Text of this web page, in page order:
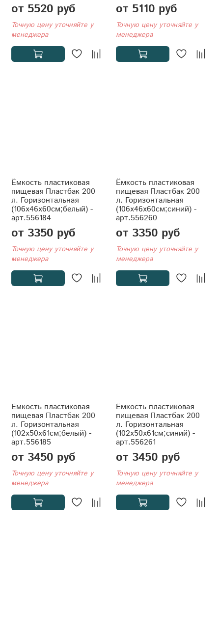
от 5520 руб
Точную цену уточняйте у
менеджера
от 5110 руб
Точную цену уточняйте у
менеджера
Ёмкость пластиковая
пищевая Пластбак 200
л. Горизонтальная
(106x46x60см;белый) -
арт.556184
от 3350 руб
Точную цену уточняйте у
менеджера
Ёмкость пластиковая
пищевая Пластбак 200
л. Горизонтальная
(106x46x60см;синий) -
арт.556260
от 3350 руб
Точную цену уточняйте у
менеджера
Ёмкость пластиковая
пищевая Пластбак 200
л. Горизонтальная
(102x50x61см;белый) -
арт.556185
от 3450 руб
Точную цену уточняйте у
менеджера
Ёмкость пластиковая
пищевая Пластбак 200
л. Горизонтальная
(102x50x61см;синий) -
арт.556261
от 3450 руб
Точную цену уточняйте у
менеджера